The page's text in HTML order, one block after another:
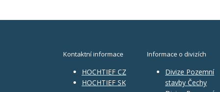
Kontaktní informace
HOCHTIEF CZ
HOCHTIEF SK
Informace o divizích
Divize Pozemní
stavby Čechy